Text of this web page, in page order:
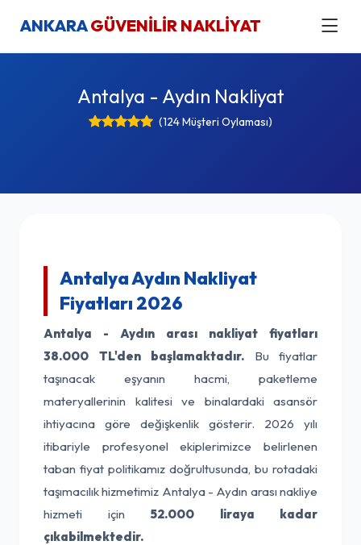
ANKARAGÜVENİLİR NAKLİYAT
Antalya - Aydın Nakliyat
(124 Müşteri Oylaması)
Antalya Aydın Nakliyat
Fiyatları 2026
Antalya - Aydın arası nakliyat fiyatları
38.000 TL'den başlamaktadır. Bu fiyatlar
taşınacak eşyanın hacmi, paketleme
materyallerinin kalitesi ve binalardaki asansör
ihtiyacına göre değişkenlik gösterir. 2026 yılı
itibariyle profesyonel ekiplerimizce belirlenen
taban fiyat politikamız doğrultusunda, bu rotadaki
taşımacılık hizmetimiz Antalya - Aydın arası nakliye
hizmeti için 52.000 liraya kadar
çıkabilmektedir.